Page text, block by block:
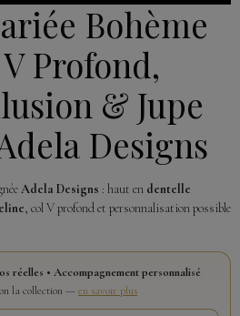
Bohème
Profond,
& Jupe
Designs
Adela Designs : haut en dentelle
, col V profond et personnalisation possible
réelles • Accompagnement personnalisé
la collection — en savoir plus